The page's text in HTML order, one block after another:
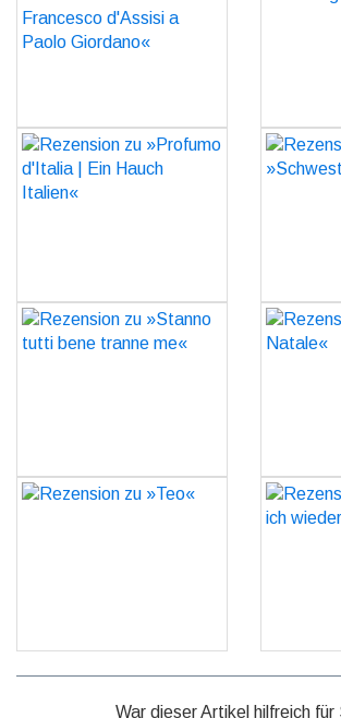
Francesco d'Assisi a
Paolo Giordano«
Rezension zu »Profumo
d'Italia | Ein Hauch
Rezension zu »Stanno
tutti bene tranne me«
Rezension zu »Teo«
War dieser Artikel hilfreich für